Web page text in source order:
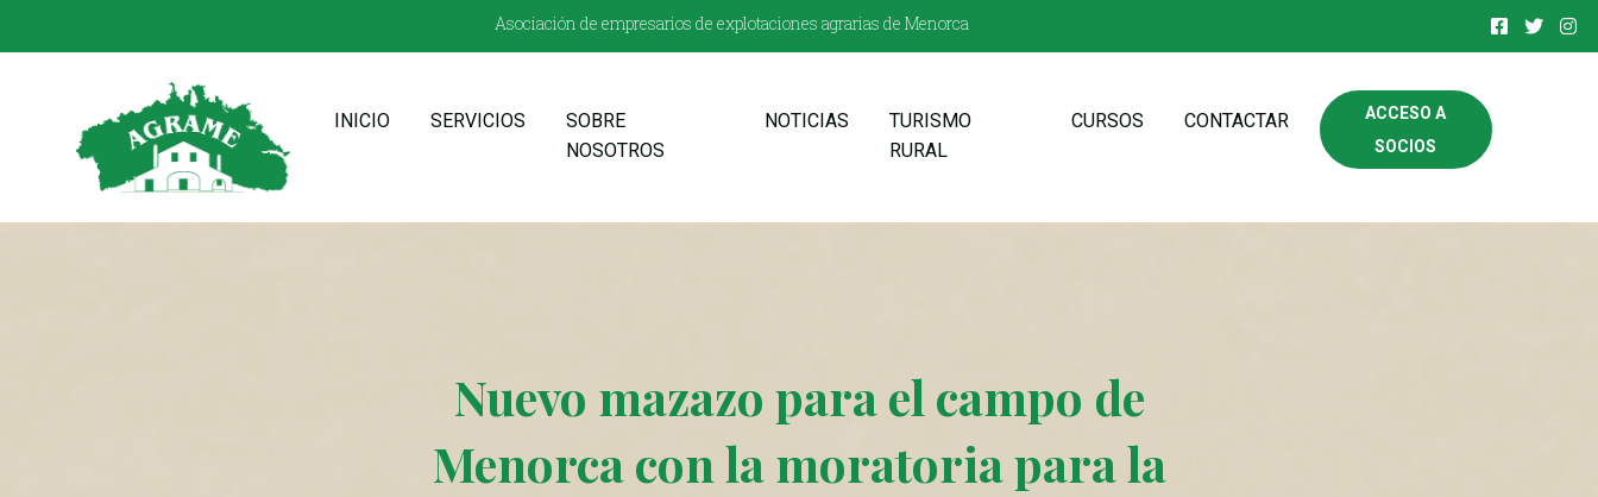
Asociación de empresarios de explotaciones agrarias de Menorca
INICIO SERVICIOS
SOBRE
NOSOTROS
NOTICIAS
TURISMO
RURAL
CURSOS CONTACTAR
ACCESO A
SOCIOS
Nuevo mazazo para el campo de
Menorca con la moratoria para la